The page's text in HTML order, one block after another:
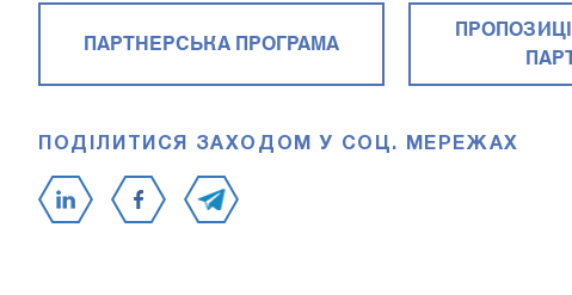
ПАРТНЕРСЬКА ПРОГРАМА
ПОДІЛИТИСЯ ЗАХОДОМ У СОЦ. МЕРЕЖАХ